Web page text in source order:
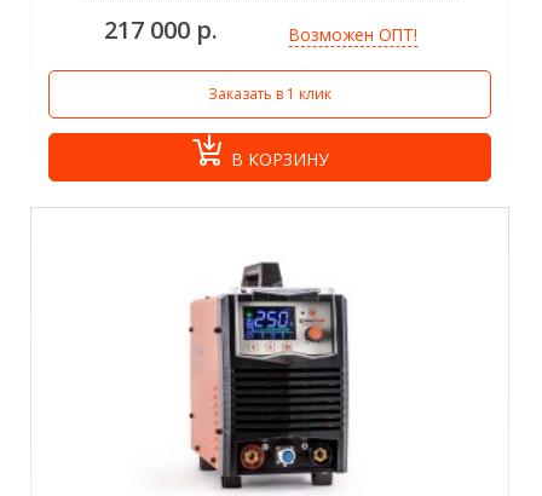
217 000 р. Возможен ОПТ!
Заказать в 1 клик
В КОРЗИНУ